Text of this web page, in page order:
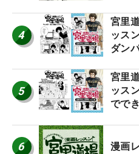
4
宮里
ッス
ダン
5
宮里
ッス
でで
6 漫画